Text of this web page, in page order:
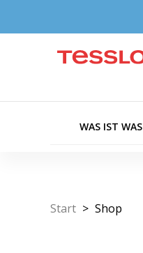
WAS IST WAS
Start > Shop